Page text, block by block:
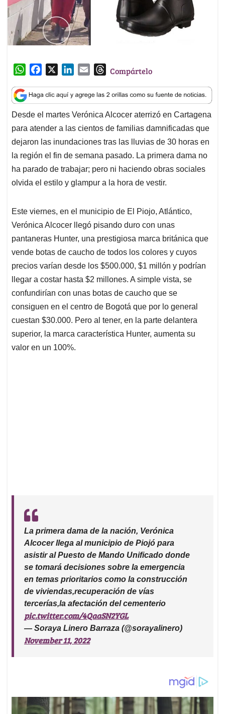
W
a
t
s
A
p
p
c
e
b
o
o
k
n
k
e
d
I
n
a
i
l
T
r
e
a
d
s
Compártelo
Desde el martes Verónica Alcocer aterrizó en Cartagena
para atender a las cientos de familias damnificadas que
dejaron las inundaciones tras las lluvias de 30 horas en
la región el fin de semana pasado. La primera dama no
ha parado de trabajar; pero ni haciendo obras sociales
olvida el estilo y glampur a la hora de vestir.
Este viernes, en el municipio de El Piojo, Atlántico,
Verónica Alcocer llegó pisando duro con unas
pantaneras Hunter, una prestigiosa marca británica que
vende botas de caucho de todos los colores y cuyos
precios varían desde los $500.000, $1 millón y podrían
llegar a costar hasta $2 millones. A simple vista, se
confundirían con unas botas de caucho que se
consiguen en el centro de Bogotá que por lo general
cuestan $30.000. Pero al tener, en la parte delantera
superior, la marca característica Hunter, aumenta su
valor en un 100%.
La primera dama de la nación, Verónica
Alcocer llega al municipio de Piojó para
asistir al Puesto de Mando Unificado donde
se tomará decisiones sobre la emergencia
en temas prioritarios como la construcción
de viviendas,recuperación de vías
tercerías,la afectación del cementerio
pic.twitter.com/4QaaSN2YGL
— Soraya Linero Barraza (@sorayalinero)
November 11, 2022